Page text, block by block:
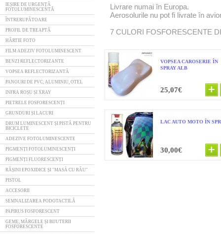
IEȘIRE DE URGENȚĂ
FOTOLUMINESCENTĂ
ÎNTRERUPĂTOARE
PROFIL DE TREAPTĂ
HÂRTIE FOTO
FILM ADEZIV FOTOLUMINESCENT
BENZI REFLECTORIZANTE
VOPSEA REFLECTORIZANTĂ
PANOURI DE PVC, ALUMINIU, OTEL
INFRA ROȘU ȘI XRAY
PIETRELE FOSFORESCENȚI
GRUNDURI ȘI LACURI
DRUM LUMINESCENT ȘI PISTĂ PENTRU
BICICLETE
ADEZIVE FOTOLUMINESCENTE
PIGMENȚI FOTOLUMINESCENȚI
PIGMENȚI FLUORESCENȚI
RĂȘINI EPOXIDICE ȘI "MASĂ CU RÂU"
PISTOL
ACCESORII
SEMNALIZAREA PODOTACTILĂ
PAPIRUS FOSFORESCENT
GEME, MĂRGELE ȘI BIJUTERII
FOSFORESCENTE
Livrare numai în Europa.
Aerosolurile nu pot fi livrate în
7 CULORI FOSFORESCENTE
VOPSEA CAROSERIE ÎN
SPRAY ALB
25,07€
LAC AUTO MOTO ÎN
30,00€